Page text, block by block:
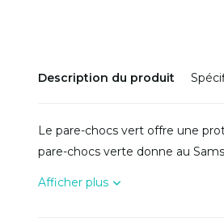
Description du produit
Le pare-chocs vert offre une
pare-chocs verte donne au
Afficher plus